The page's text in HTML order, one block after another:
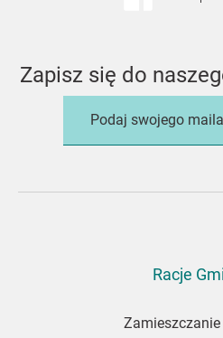
Zapisz się do
Racje
Zamieszczanie